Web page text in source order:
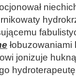
jonizuje